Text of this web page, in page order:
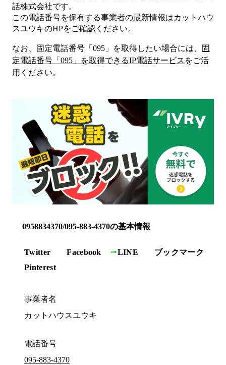
話株式会社です。
この電話番号を保有する事業者の最新情報はカットハウ
スユウキのHPをご確認ください。
なお、固定電話番号「 095 」を取得したい場合には、
固
定電話番号「 095 」を取得できるIP電話サービス をご活
用ください。
0958834370/095-883-4370の基本情報
Twitter Facebook LINE
ブックマーク
Pinterest
事業者名
カットハウスユウキ
電話番号
095-883-4370